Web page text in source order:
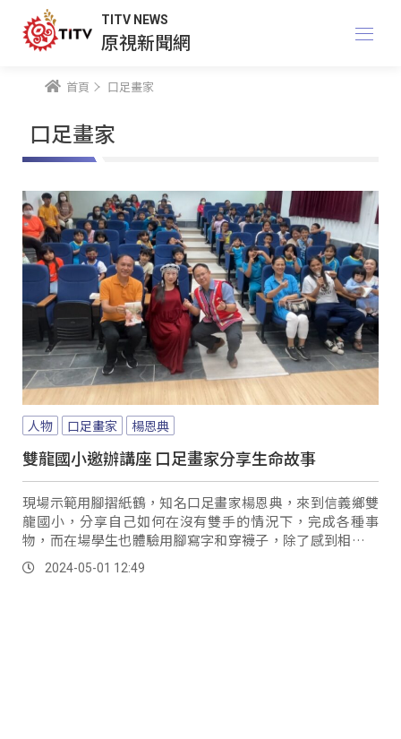
TITV NEWS
原視新聞網
首頁 口足畫家
口足畫家
人物 口足畫家 楊恩典
雙龍國小邀辦講座 口足畫家分享生命故事
現場示範用腳摺紙鶴，知名口足畫家楊恩典，來到信義鄉雙
龍國小，分享自己如何在沒有雙手的情況下，完成各種事
物，而在場學生也體驗用腳寫字和穿襪子，除了感到相當困
難之外，也更敬佩楊恩典的生命故事。
2024-05-01 12:49